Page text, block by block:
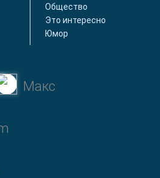
Общество
Это интересно
Юмор
Макс